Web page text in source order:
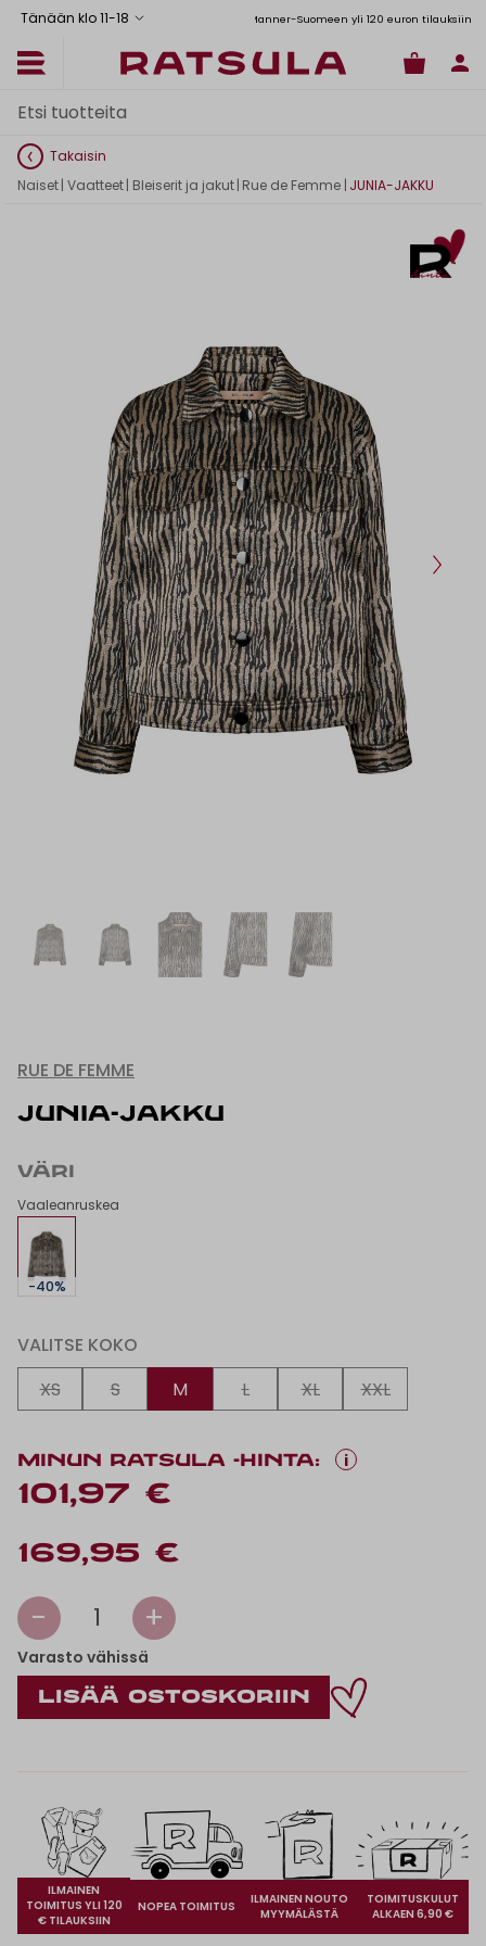
Tänään klo 11-18
Toimituskulut alk. 6,90€
Ilmainen toimitus Manner-Suomeen yli 120 euron tilauksiin
Takaisin
Naiset| Vaatteet| Bleiserit ja jakut | Rue de Femme | JUNIA-JAKKU
RUE DE FEMME
JUNIA-JAKKU
VÄRI
Vaaleanruskea
-40%
VALITSE KOKO
XS
S M L XL XXL
MINUN RATSULA -HINTA: i
101,97 €
169,95 €
- 1 +
Varasto vähissä
ILMAINEN
TOIMITUS YLI 120
€ TILAUKSIIN
NOPEA TOIMITUS
ILMAINEN NOUTO
MYYMÄLÄSTÄ
TOIMITUSKULUT
ALKAEN 6,90 €